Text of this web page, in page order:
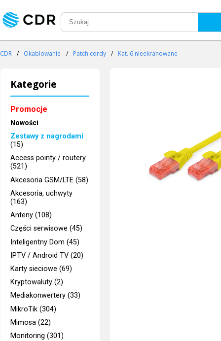
CDR / Okablowanie / Patch cordy / Kat. 6 nieekranowane
Kategorie
Promocje
Nowości
Zestawy z nagrodami
(15)
Access pointy / routery
(521)
Akcesoria GSM/LTE (58)
Akcesoria, uchwyty
(163)
Anteny (108)
Części serwisowe (45)
Inteligentny Dom (45)
IPTV / Android TV (20)
Karty sieciowe (69)
Kryptowaluty (2)
Mediakonwertery (33)
MikroTik (304)
Mimosa (22)
Monitoring (301)